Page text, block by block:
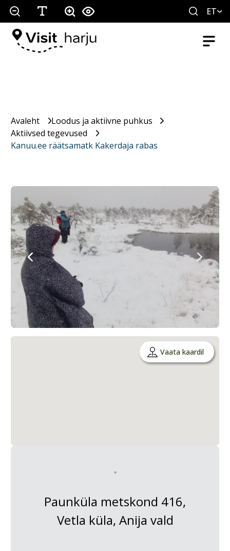
ET
Avaleht
Loodus ja aktiivne puhkus
Aktiivsed tegevused
Kanuu.ee räätsamatk Kakerdaja rabas
Vaata kaardil
Paunküla metskond 416,
Vetla küla, Anija vald